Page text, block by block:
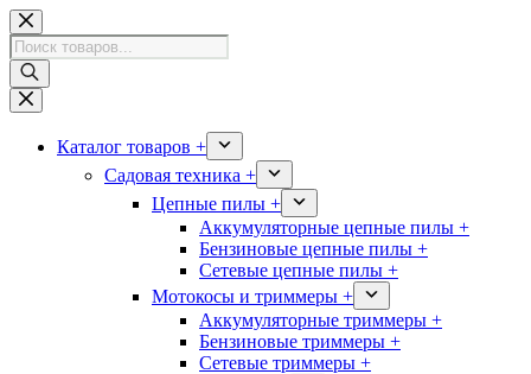
Перейти
к
сути
Поиск
товаров
Каталог товаров +
Садовая техника +
Цепные пилы +
Аккумуляторные цепные пилы +
Бензиновые цепные пилы +
Сетевые цепные пилы +
Мотокосы и триммеры +
Аккумуляторные триммеры +
Бензиновые триммеры +
Сетевые триммеры +